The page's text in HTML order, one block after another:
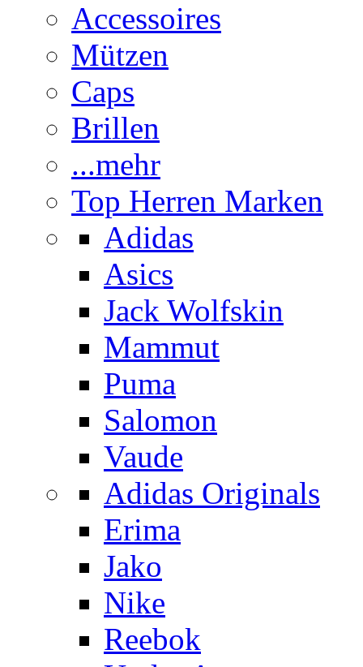
Accessoires
Mützen
Caps
Brillen
...mehr
Top Herren Marken
Adidas
Asics
Jack Wolfskin
Mammut
Puma
Salomon
Vaude
Adidas Originals
Erima
Jako
Nike
Reebok